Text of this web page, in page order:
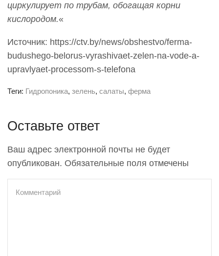
циркулирует по трубам, обогащая корни
кислородом.«
Источник: https://ctv.by/news/obshestvo/ferma-
budushego-belorus-vyrashivaet-zelen-na-vode-a-
upravlyaet-processom-s-telefona
Теги: Гидропоника, зелень, салаты, ферма
Оставьте ответ
Ваш адрес электронной почты не будет
опубликован. Обязательные поля отмечены